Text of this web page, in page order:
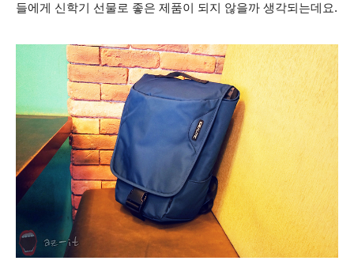
들에게 신학기 선물로 좋은 제품이 되지 않을까 생각되는데요.